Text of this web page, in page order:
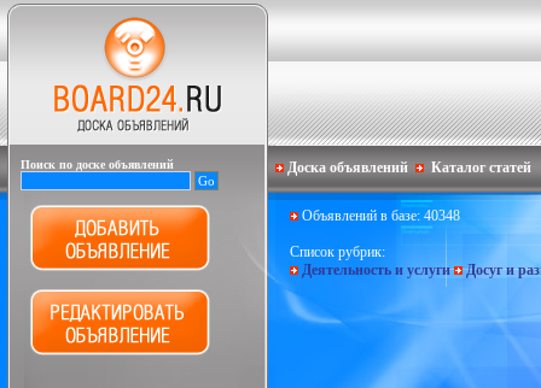
Поиск по доске объявлений Доска объявлений Каталог статей
Объявлений в базе: 40348
Список рубрик:
Деятельность и услуги
Досуг и